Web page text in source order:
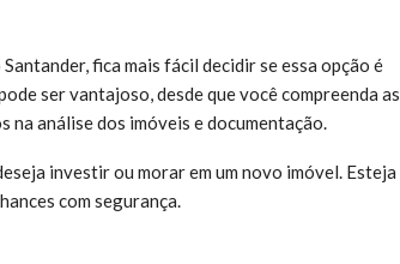
fica mais fácil decidir se essa opção é
ser vantajoso, desde que você compreenda as
análise dos imóveis e documentação.
investir ou morar em um novo imóvel. Esteja
com segurança.